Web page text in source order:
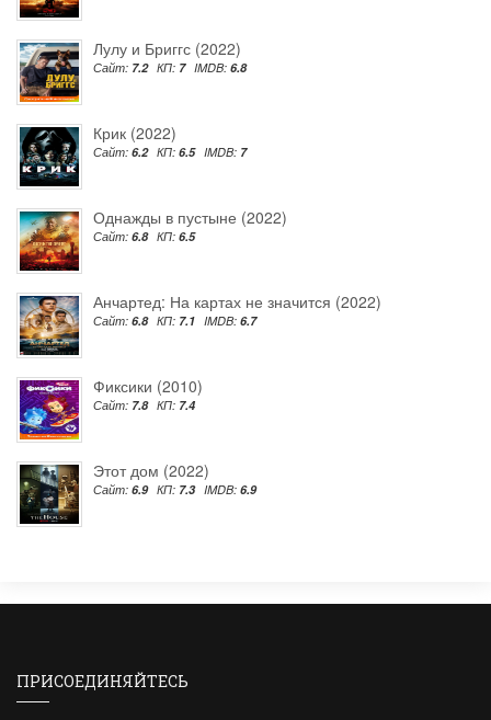
Лулу и Бриггс (2022)
Сайт: 7.2 КП: 7 IMDB: 6.8
Крик (2022)
Сайт: 6.2 КП: 6.5 IMDB: 7
Однажды в пустыне (2022)
Сайт: 6.8 КП: 6.5
Анчартед: На картах не значится (2022)
Сайт: 6.8 КП: 7.1 IMDB: 6.7
Фиксики (2010)
Сайт: 7.8 КП: 7.4
Этот дом (2022)
Сайт: 6.9 КП: 7.3 IMDB: 6.9
ПРИСОЕДИНЯЙТЕСЬ